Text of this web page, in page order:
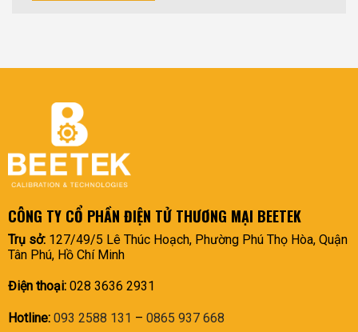
CÔNG TY CỔ PHẦN ĐIỆN TỬ THƯƠNG MẠI BEETEK
Trụ sở:127/49/5 Lê Thúc Hoạch, Phường Phú Thọ Hòa, Quận
Tân Phú, Hồ Chí Minh
Điện thoại:028 3636 2931
Hotline: 093 2588 131 – 0865 937 668